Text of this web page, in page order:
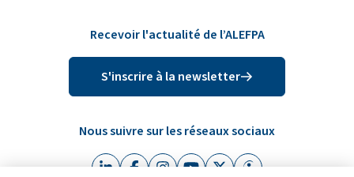
Recevoir l'actualité de l’ALEFPA
S'inscrire à la newsletter
Nous suivre sur les réseaux sociaux